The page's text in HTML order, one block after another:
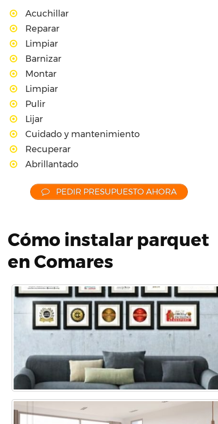
Acuchillar
Reparar
Limpiar
Barnizar
Montar
Limpiar
Pulir
Lijar
Cuidado y mantenimiento
Recuperar
Abrillantado
PEDIR PRESUPUESTO AHORA
Cómo instalar parquet
en Comares